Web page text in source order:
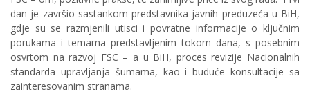
dan je završio sastankom predstavnika javnih preduzeća u BiH,
gdje su se razmjenili utisci i povratne informacije o ključnim
porukama i temama predstavljenim tokom dana, s posebnim
osvrtom na razvoj FSC – a u BiH, proces revizije Nacionalnih
standarda upravljanja šumama, kao i buduće konsultacije sa
zainteresovanim stranama.